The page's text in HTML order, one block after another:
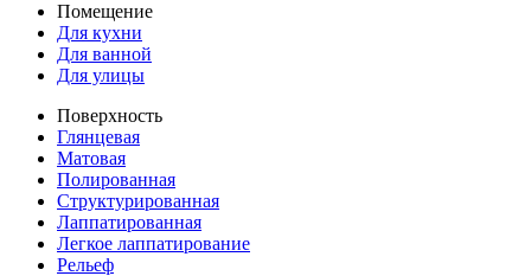
Помещение
Для кухни
Для ванной
Для улицы
Поверхность
Глянцевая
Матовая
Полированная
Структурированная
Лаппатированная
Легкое лаппатирование
Рельеф